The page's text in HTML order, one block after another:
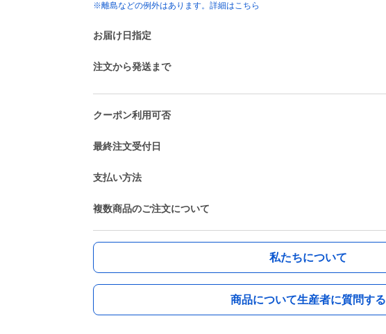
※離島などの例外はあります。詳細はこちら
お届け日指定
注文から発送まで
クーポン利用可否
最終注文受付日
支払い方法
複数商品のご注文について
私たちについて
商品について生産者に質問する